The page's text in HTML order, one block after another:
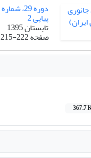
پیاپی 2
تابستان 1395
صفحه215-222
367.7